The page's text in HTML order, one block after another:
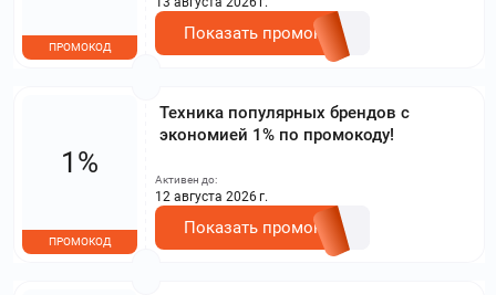
ПРОМОКОД
Показать промокод
Техника популярных брендов с
экономией 1% по промокоду!
1%
ПРОМОКОД
Активен до:
12 августа 2026 г.
Показать промокод